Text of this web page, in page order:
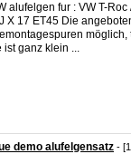
alufelgen fur : VW T-Roc
X 17 ET45 Die
möglich,
ist ganz klein ...
demo alufelgensatz -